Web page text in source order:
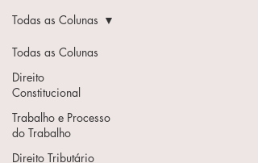
Todas as Colunas
Direito
Constitucional
Trabalho e Processo
do Trabalho
Direito Tributário
Todas as Colunas